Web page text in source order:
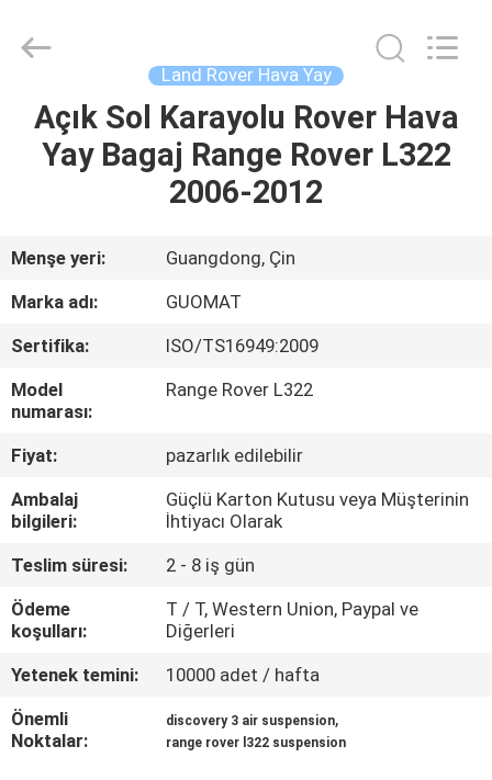
EV
HAKKIMIZDA
FABRIKA
TURU
KALITE
KONTROL
BIZIMLE
ILETIŞIME
GEÇIN
BIR
Reserved.
Land Rover Hava Yay
Açık Sol Karayolu Rover Hava
Yay Bagaj Range Rover L322
2006-2012
Menşe yeri:
Guangdong, Çin
Marka adı:
GUOMAT
Sertifika:
ISO/TS16949:2009
Model
numarası:
Range Rover L322
Fiyat:
pazarlık edilebilir
Ambalaj
bilgileri:
Güçlü Karton Kutusu veya Müşterinin
İhtiyacı Olarak
Teslim süresi:
2 - 8 iş gün
Ödeme
koşulları:
T / T, Western Union, Paypal ve
Diğerleri
Yetenek temini:
10000 adet / hafta
Önemli
Noktalar:
discovery 3 air suspension,
range rover l322 suspension